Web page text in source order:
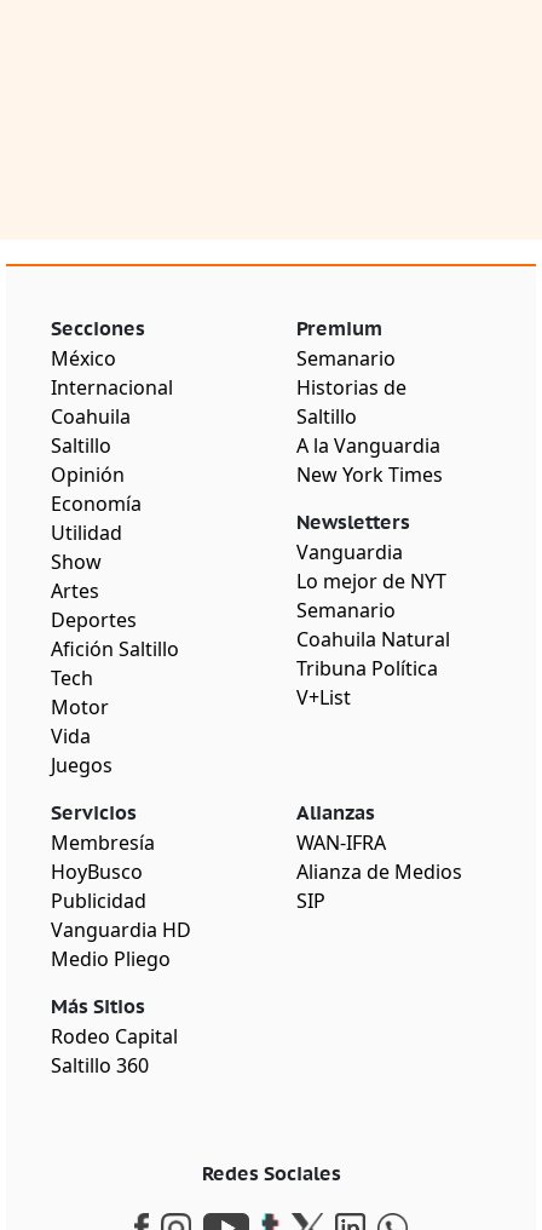
Secciones
México
Internacional
Coahuila
Saltillo
Opinión
Economía
Utilidad
Show
Artes
Deportes
Afición Saltillo
Tech
Motor
Vida
Juegos
Premium
Semanario
Historias de
Saltillo
A la Vanguardia
New York Times
Newsletters
Vanguardia
Lo mejor de NYT
Semanario
Coahuila Natural
Tribuna Política
V+List
Servicios
Membresía
HoyBusco
Publicidad
Vanguardia HD
Medio Pliego
Más Sitios
Rodeo Capital
Saltillo 360
Alianzas
WAN-IFRA
Alianza de Medios
SIP
Redes Sociales